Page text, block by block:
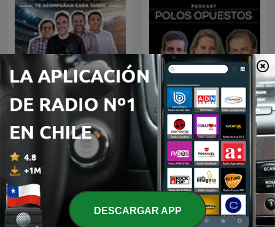
Los Tenores de ADN Polos Opuestos
DESCARGAR APP